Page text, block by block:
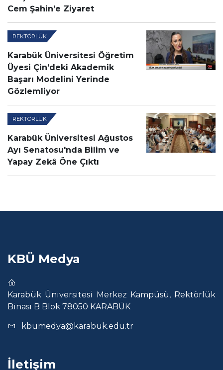
Cem Şahin’e Ziyaret
REKTÖRLÜK
Karabük Üniversitesi Öğretim
Üyesi Çin’deki Akademik
Başarı Modelini Yerinde
Gözlemliyor
REKTÖRLÜK
Karabük Üniversitesi Ağustos
Ayı Senatosu'nda Bilim ve
Yapay Zekâ Öne Çıktı
KBÜ Medya
Karabük Üniversitesi Merkez Kampüsü, Rektörlük
Binası B Blok 78050 KARABÜK
kbumedya@karabuk.edu.tr
İletişim